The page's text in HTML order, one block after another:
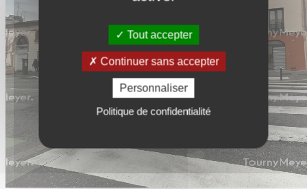
Tout accepter
Continuer sans accepter
Personnaliser
Politique de confidentialité